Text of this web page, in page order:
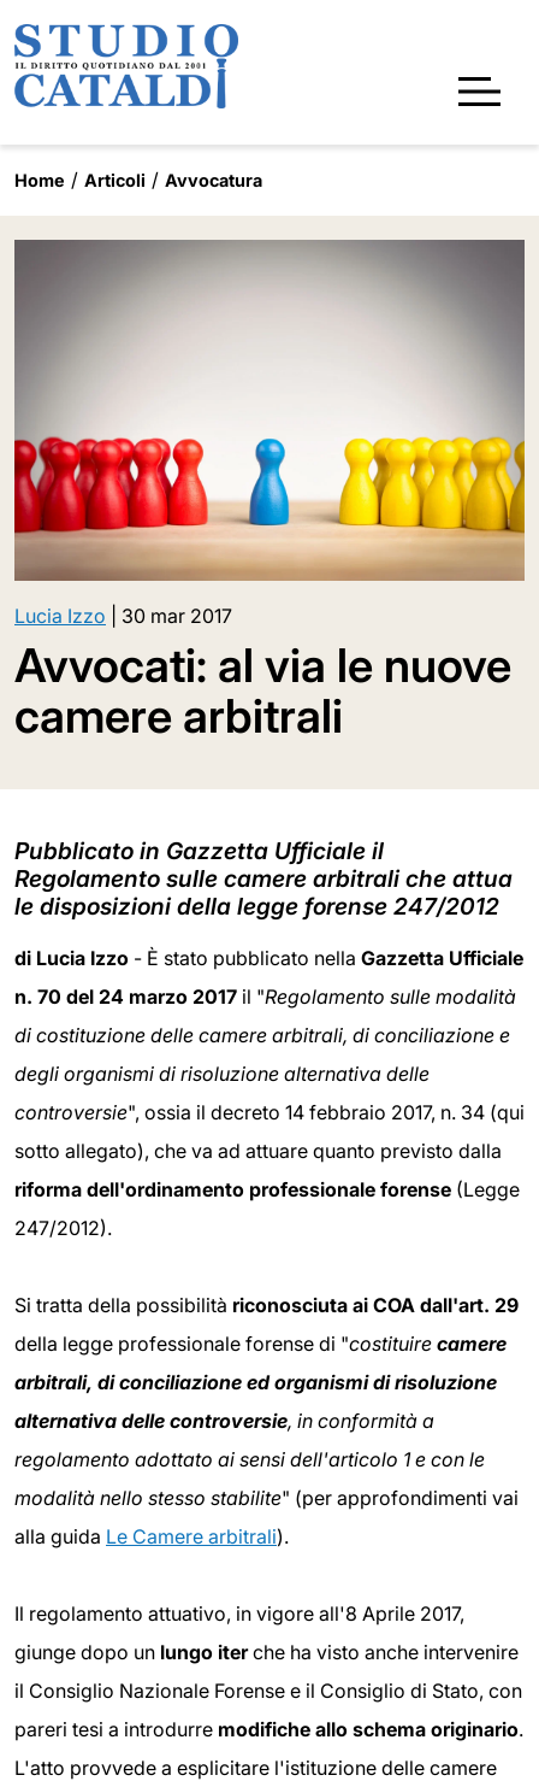
Home Articoli Avvocatura
Lucia Izzo 30 mar 2017
Avvocati: al via le nuove
camere arbitrali
Pubblicato in Gazzetta Ufficiale il
Regolamento sulle camere arbitrali che attua
le disposizioni della legge forense 247/2012
di Lucia Izzo - È stato pubblicato nella Gazzetta Ufficiale
n. 70 del 24 marzo 2017 il "Regolamento sulle modalità
di costituzione delle camere arbitrali, di conciliazione e
degli organismi di risoluzione alternativa delle
controversie", ossia il decreto 14 febbraio 2017, n. 34 (qui
sotto allegato), che va ad attuare quanto previsto dalla
riforma dell'ordinamento professionale forense (Legge
247/2012).
Si tratta della possibilità riconosciuta ai COA dall'art. 29
della legge professionale forense di "costituire camere
arbitrali, di conciliazione ed organismi di risoluzione
alternativa delle controversie, in conformità a
regolamento adottato ai sensi dell'articolo 1 e con le
modalità nello stesso stabilite" (per approfondimenti vai
alla guida Le Camere arbitrali).
Il regolamento attuativo, in vigore all'8 Aprile 2017,
giunge dopo un lungo iterche ha visto anche intervenire
il Consiglio Nazionale Forense e il Consiglio di Stato, con
pareri tesi a introdurre modifiche allo schema originario.
L'atto provvede a esplicitare l'istituzione delle camere